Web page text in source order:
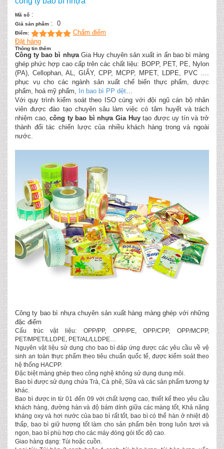
Mã số :
Giá sản phẩm : 0
Điểm:
Chấm điểm
Đặt hàng
Thông tin thêm
Công ty bao bì nhựaGia Huy chuyên sản xuất in ấn bao bì màng
ghép phức hợp cao cấp trên các chất liệu: BOPP, PET, PE, Nylon
(PA), Cellophan, AL, GIẤY, CPP, MCPP, MPET, LDPE, PVC ….
phục vụ cho các ngành sản xuất chế biến thực phẩm, dược
phẩm, hoá mỹ phẩm,
In bao bì PP dệt…
Với quy trình kiểm soát theo ISO cùng với đội ngũ cán bộ nhân
viên được đào tạo chuyên sâu làm việc có tâm huyết và trách
nhiệm cao,công ty bao bì nhựa Gia Huytạo được uy tín và trở
thành đối tác chiến lược của nhiều khách hàng trong và ngoài
nước.
Công ty bao bì nhựa chuyên sản xuất hàng màng ghép với những
đặc điểm
Cấu trúc vật liệu: OPP/PP, OPP/PE, OPP/CPP, OPP/MCPP,
PET/MPET/LLDPE, PET/AL/LLDPE…
Nguyên vật liệu sử dụng cho bao bì đáp ứng được các yêu cầu về vệ
sinh an toàn thực phẩm theo tiêu chuẩn quốc tế, được kiểm soát theo
hệ thống HACPP.
Đặc biệt màng ghép theo công nghệ không sử dụng dung môi.
Bao bì được sử dụng chứa Trà, Cà phê, Sữa và các sản phẩm tương tự
khác.
Bao bì được in từ 01 đến 09 với chất lượng cao, thiết kế theo yêu cầu
khách hàng, đường hàn và độ bám dính giữa các màng tốt, Khả năng
kháng oxy và hơi nước của bao bì rất tốt, bao bì có thể hàn ở nhiệt độ
thấp, bao bì giữ hương tốt làm cho sản phẩm bên trong luôn tươi và
ngon, bao bì phù hợp cho các máy đóng gói tốc độ cao.
Giao hàng dạng: Túi hoặc cuồn.